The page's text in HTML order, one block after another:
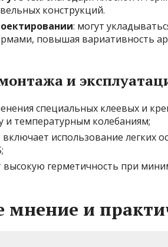
конструкций.
: могут
повышая вариативность
и
специальных клеевых и
и температурным колебаниям;
использование легких
герметичность при
мнение и